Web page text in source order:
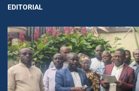
EDITORIAL